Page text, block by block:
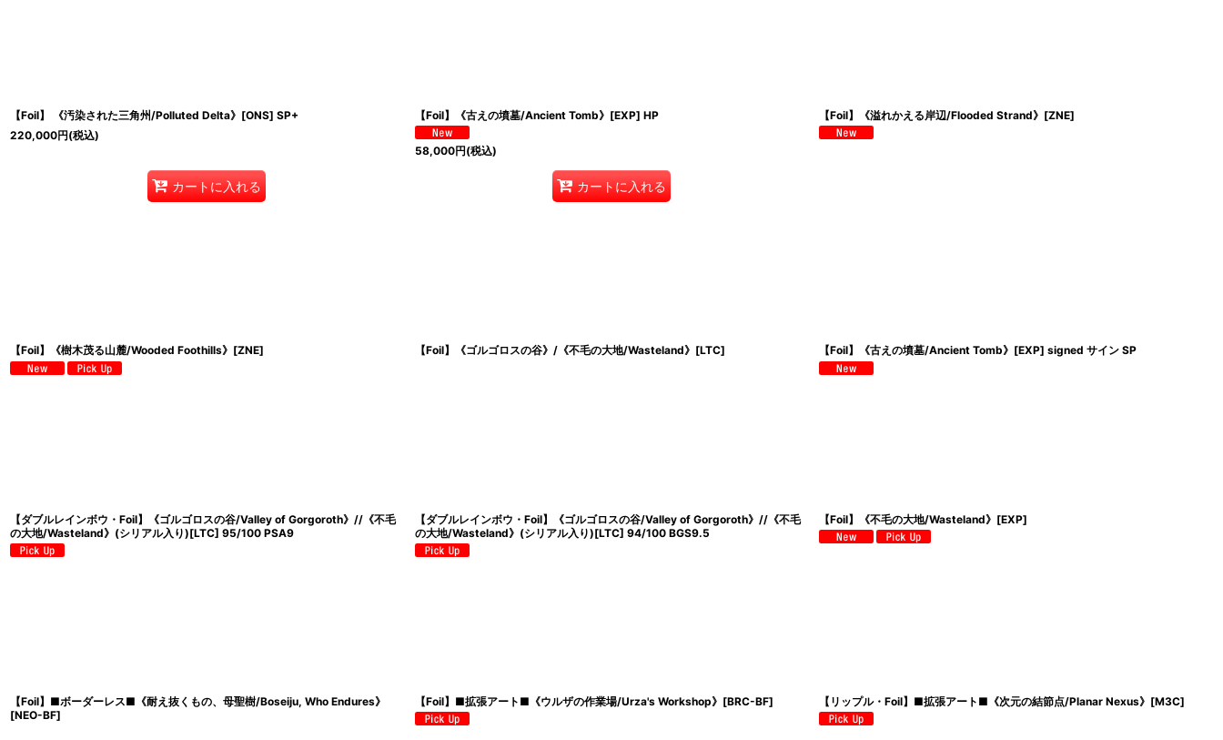
【Foil】 《汚染された三角州/Polluted Delta》[ONS] SP+
220,000円(税込)
カートに入れる
【Foil】《古えの墳墓/Ancient Tomb》[EXP] HP
58,000円(税込)
カートに入れる
【Foil】《溢れかえる岸辺/Flooded Strand》[ZNE]
【Foil】《樹木茂る山麓/Wooded Foothills》[ZNE] 【Foil】《ゴルゴロスの谷》/《不毛の大地/Wasteland》[LTC] 【Foil】《古えの墳墓/Ancient Tomb》[EXP] signed サイン SP
【ダブルレインボウ・Foil】《ゴルゴロスの谷/Valley of Gorgoroth》//《不毛
の大地/Wasteland》(シリアル入り)[LTC] 95/100 PSA9
【ダブルレインボウ・Foil】《ゴルゴロスの谷/Valley of Gorgoroth》//《不毛
の大地/Wasteland》(シリアル入り)[LTC] 94/100 BGS9.5
【Foil】《不毛の大地/Wasteland》[EXP]
【Foil】■ボーダーレス■《耐え抜くもの、母聖樹/Boseiju, Who Endures》
[NEO-BF]
【Foil】■拡張アート■《ウルザの作業場/Urza's Workshop》[BRC-BF] 【リップル・Foil】■拡張アート■《次元の結節点/Planar Nexus》[M3C]